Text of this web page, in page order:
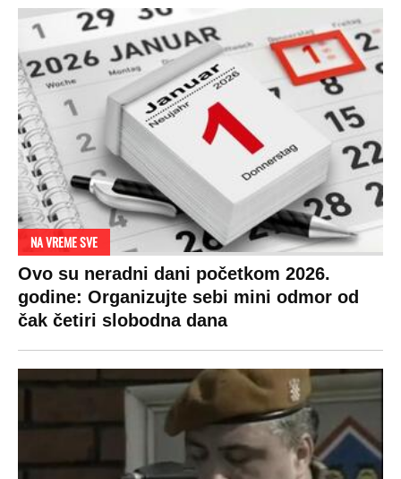
NA VREME SVE
Ovo su neradni dani početkom 2026.
godine: Organizujte sebi mini odmor od
čak četiri slobodna dana